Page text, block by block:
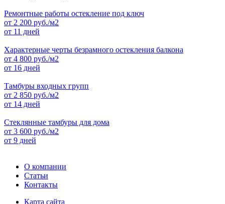
Ремонтные работы остекление под ключ
от 2 200 руб./м2
от 11 дней
Характерные черты безрамного остекления балкона
от 4 800 руб./м2
от 16 дней
Тамбуры входных групп
от 2 850 руб./м2
от 14 дней
Стеклянные тамбуры для дома
от 3 600 руб./м2
от 9 дней
О компании
Статьи
Контакты
Карта сайта